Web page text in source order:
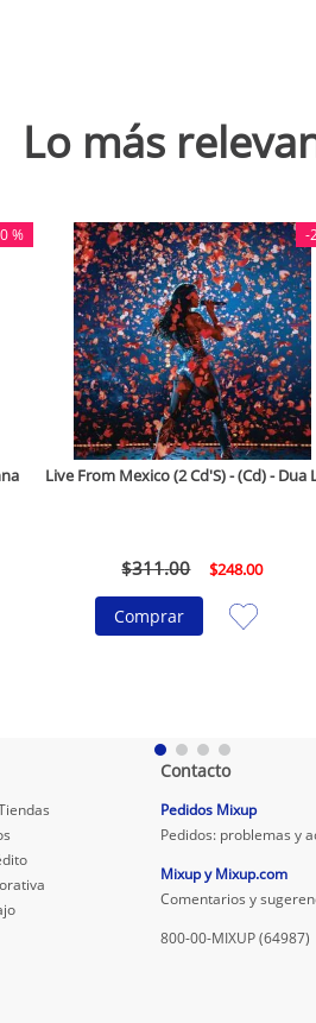
Lo más
% -
Live From Mexico (2 Cd'S) - (Cd) - Dua
$311.00 $248.00
Comprar
Contacto
Pedidos Mixup
Pedidos: problemas y
Mixup y Mixup.com
Comentarios y
800-00-MIXUP (64987)